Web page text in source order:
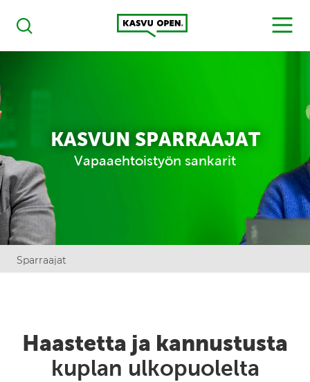
Haku
Kasvu Open
MENU
KASVUN SPARRAAJAT
Vapaaehtoistyön sankarit
Sparraajat
Haastetta ja kannustusta
kuplan ulkopuolelta